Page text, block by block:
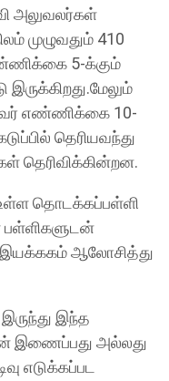
அலுவலர்கள்
முழுவதும் 410
5-க்கும்
எண்ணிக்கை 10-
தெரியவந்து
தெரிவிக்கின்றன.
தொடக்கப்பள்ளி
ஆலோசித்து
இந்த
இணைப்பது அல்லது
எடுக்கப்பட